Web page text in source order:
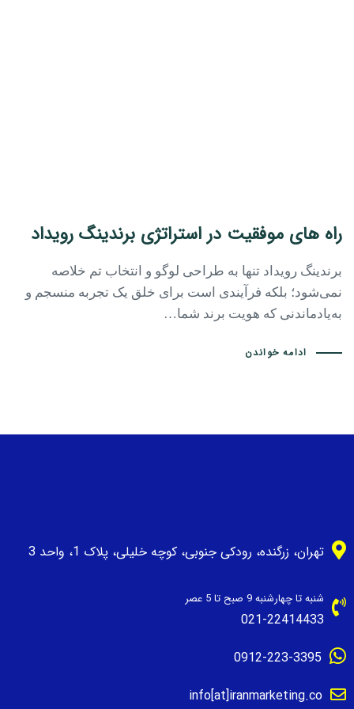
راه های موفقیت در استراتژی برندینگ رویداد
برندینگ رویداد تنها به طراحی لوگو و انتخاب تم خلاصه
نمی‌شود؛ بلکه فرآیندی است برای خلق یک تجربه منسجم و
به‌یادماندنی که هویت برند شما…
ادامه خواندن
تهران، زرگنده، رودکی جنوبی، کوچه خلیلی، پلاک 1، واحد 3
شنبه تا چهارشنبه 9 صبح تا 5 عصر
021-22414433
0912-223-3395
info[at]iranmarketing.co